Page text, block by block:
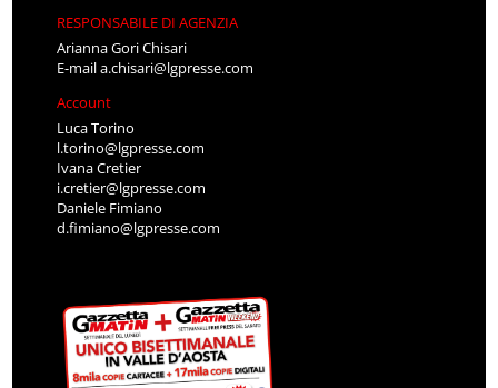
RESPONSABILE DI AGENZIA
Arianna Gori Chisari
E-maila.chisari@lgpresse.com
Account
Luca Torino
l.torino@lgpresse.com
Ivana Cretier
i.cretier@lgpresse.com
Daniele Fimiano
d.fimiano@lgpresse.com